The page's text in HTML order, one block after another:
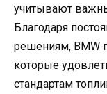
учитывают
Благодаря
решениям, BMW
которые
стандартам